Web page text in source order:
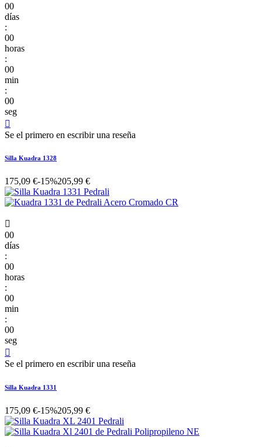
00
días
:
00
horas
:
00
min
:
00
seg

Se el primero en escribir una reseña
Silla Kuadra 1328
175,09 €-15%205,99 €

00
días
:
00
horas
:
00
min
:
00
seg

Se el primero en escribir una reseña
Silla Kuadra 1331
175,09 €-15%205,99 €